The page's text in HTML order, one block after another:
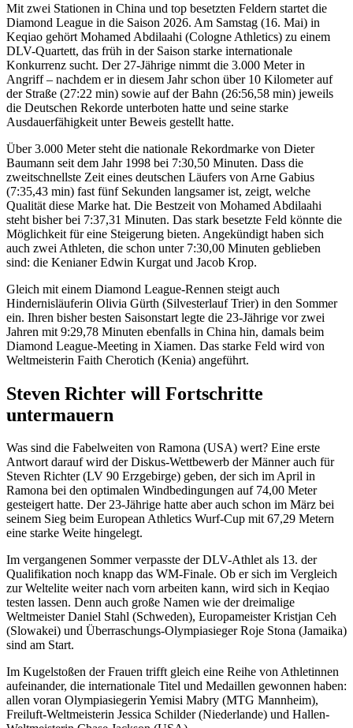
Mit zwei Stationen in China und top besetzten Feldern startet die
Diamond League in die Saison 2026. Am Samstag (16. Mai) in
Keqiao gehört Mohamed Abdilaahi (Cologne Athletics) zu einem
DLV-Quartett, das früh in der Saison starke internationale
Konkurrenz sucht. Der 27-Jährige nimmt die 3.000 Meter in
Angriff – nachdem er in diesem Jahr schon über 10 Kilometer auf
der Straße (27:22 min) sowie auf der Bahn (26:56,58 min) jeweils
die Deutschen Rekorde unterboten hatte und seine starke
Ausdauerfähigkeit unter Beweis gestellt hatte.
Über 3.000 Meter steht die nationale Rekordmarke von Dieter
Baumann seit dem Jahr 1998 bei 7:30,50 Minuten. Dass die
zweitschnellste Zeit eines deutschen Läufers von Arne Gabius
(7:35,43 min) fast fünf Sekunden langsamer ist, zeigt, welche
Qualität diese Marke hat. Die Bestzeit von Mohamed Abdilaahi
steht bisher bei 7:37,31 Minuten. Das stark besetzte Feld könnte die
Möglichkeit für eine Steigerung bieten. Angekündigt haben sich
auch zwei Athleten, die schon unter 7:30,00 Minuten geblieben
sind: die Kenianer Edwin Kurgat und Jacob Krop.
Gleich mit einem Diamond League-Rennen steigt auch
Hindernisläuferin Olivia Gürth (Silvesterlauf Trier) in den Sommer
ein. Ihren bisher besten Saisonstart legte die 23-Jährige vor zwei
Jahren mit 9:29,78 Minuten ebenfalls in China hin, damals beim
Diamond League-Meeting in Xiamen. Das starke Feld wird von
Weltmeisterin Faith Cherotich (Kenia) angeführt.
Steven Richter will Fortschritte
untermauern
Was sind die Fabelweiten von Ramona (USA) wert? Eine erste
Antwort darauf wird der Diskus-Wettbewerb der Männer auch für
Steven Richter (LV 90 Erzgebirge) geben, der sich im April in
Ramona bei den optimalen Windbedingungen auf 74,00 Meter
gesteigert hatte. Der 23-Jährige hatte aber auch schon im März bei
seinem Sieg beim European Athletics Wurf-Cup mit 67,29 Metern
eine starke Weite hingelegt.
Im vergangenen Sommer verpasste der DLV-Athlet als 13. der
Qualifikation noch knapp das WM-Finale. Ob er sich im Vergleich
zur Weltelite weiter nach vorn arbeiten kann, wird sich in Keqiao
testen lassen. Denn auch große Namen wie der dreimalige
Weltmeister Daniel Stahl (Schweden), Europameister Kristjan Ceh
(Slowakei) und Überraschungs-Olympiasieger Roje Stona (Jamaika)
sind am Start.
Im Kugelstoßen der Frauen trifft gleich eine Reihe von Athletinnen
aufeinander, die internationale Titel und Medaillen gewonnen haben:
allen voran Olympiasiegerin Yemisi Mabry (MTG Mannheim),
Freiluft-Weltmeisterin Jessica Schilder (Niederlande) und Hallen-